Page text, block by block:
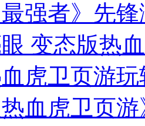
最强者》先
变态版热
虎卫页游
热血虎卫页